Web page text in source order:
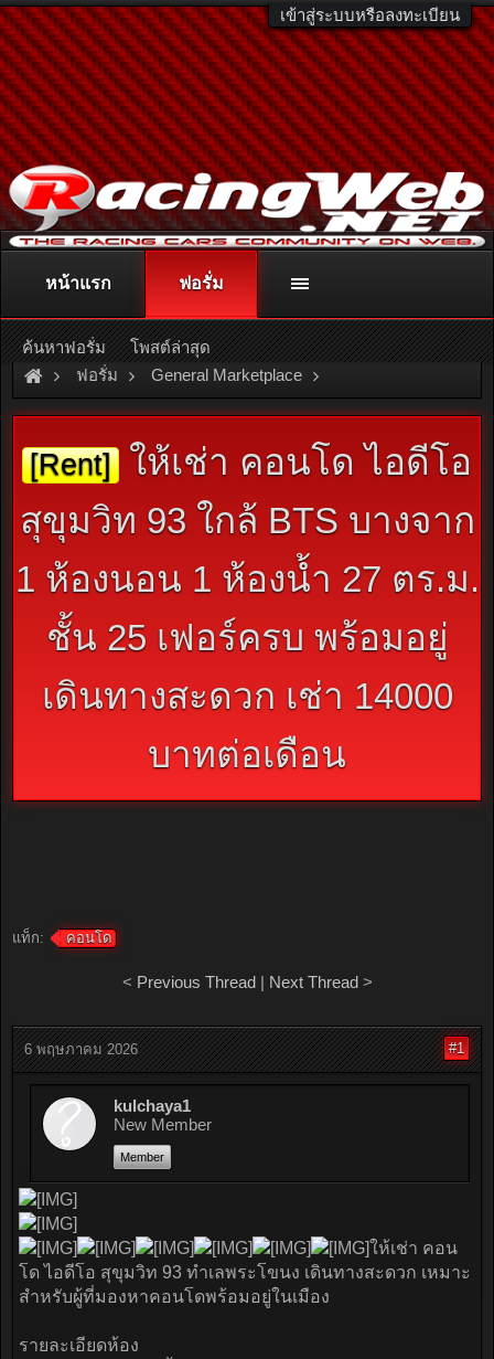
เข้าสู่ระบบหรือลงทะเบียน
ติดต่อลงโฆษณา racingweb@gmail.comหรือโทร. 081-811-1138
หรืออ่านรายละเอียดเพิ่มเติม คลิกที่นี่
ฟอรั่ม General Marketplace
สินค้าทั่วไป ไม่มีหมวดหมู่
[Rent] ให้เช่า คอนโด ไอดีโอ
สุขุมวิท 93 ใกล้ BTS บางจาก
1 ห้องนอน 1 ห้องน้ำ 27 ตร.ม.
ชั้น 25 เฟอร์ครบ พร้อมอยู่
เดินทางสะดวก เช่า 14000
บาทต่อเดือน
แท็ก: คอนโด
< Previous Thread| Next Thread>
6 พฤษภาคม 2026 #1
kulchaya1
New Member
Member
ให้เช่า คอน
โด ไอดีโอ สุขุมวิท 93 ทำเลพระโขนง เดินทางสะดวก เหมาะ
สำหรับผู้ที่มองหาคอนโดพร้อมอยู่ในเมือง
รายละเอียดห้อง
หน้าแรก ฟอรั่ม
ค้นหาฟอรั่ม โพสต์ล่าสุด